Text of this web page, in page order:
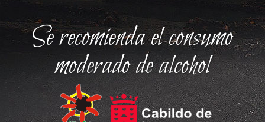
Se recomienda el consumo
moderado de alcohol